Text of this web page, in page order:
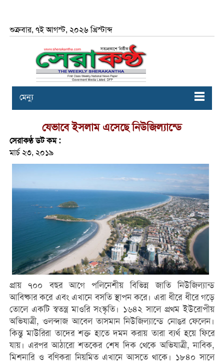
শুক্রবার, ৭ই আগস্ট, ২০২৬ খ্রিস্টাব্দ
মেন্যু
যেভাবে ইসলাম এসেছে নিউজিল্যান্ডে
সেরাকণ্ঠ ডট কম :
মার্চ ২৩, ২০১৯
প্রায় ৭০০ বছর আগে পলিনেশীয় বিভিন্ন জাতি নিউজিল্যান্ড
আবিষ্কার করে এবং এখানে বসতি স্থাপন করে। এরা ধীরে ধীরে গড়ে
তোলে একটি স্বতন্ত্র মাওরি সংস্কৃতি। ১৬৪২ সালে প্রথম ইউরোপীয়
অভিযাত্রী, ওলন্দাজ আবেল তাসমান নিউজিল্যান্ডে নোঙর ফেলেন।
কিন্তু মাউরিরা তাদের শক্ত হাতে দমন করায় তারা ব্যর্থ হয়ে ফিরে
যায়। এরপর আঠারো শতকের শেষ দিক থেকে অভিযাত্রী, নাবিক,
মিশনারি ও বণিকরা নিয়মিত এখানে আসতে থাকে। ১৮৪০ সালে